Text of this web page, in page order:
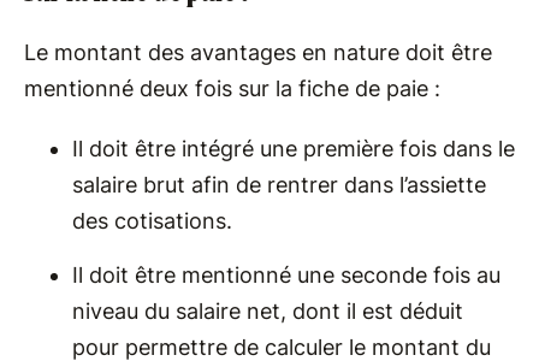
Le montant des avantages en nature doit être
mentionné deux fois sur la fiche de paie :
Il doit être intégré une première fois dans le
salaire brut afin de rentrer dans l’assiette
des cotisations.
Il doit être mentionné une seconde fois au
niveau du salaire net, dont il est déduit
pour permettre de calculer le montant du